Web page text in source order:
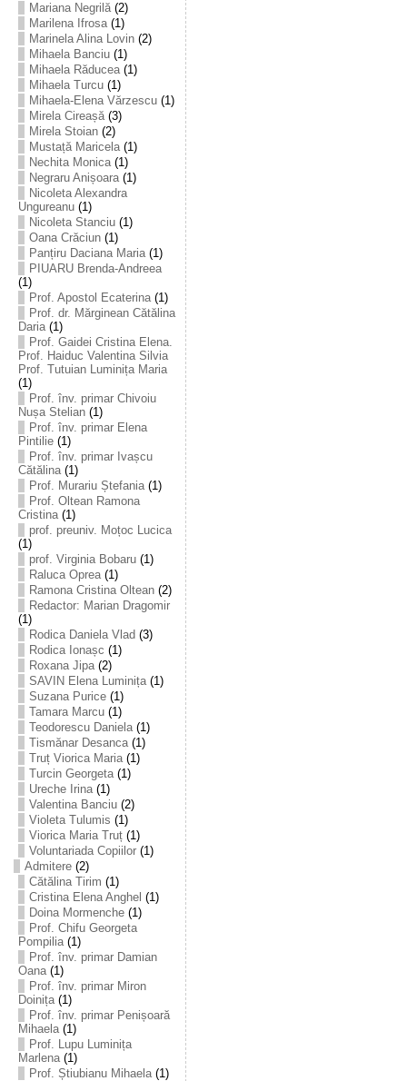
Mariana Negrilă(2)
Marilena Ifrosa(1)
Marinela Alina Lovin(2)
Mihaela Banciu(1)
Mihaela Răducea(1)
Mihaela Turcu(1)
Mihaela-Elena Vărzescu(1)
Mirela Cireașă(3)
Mirela Stoian(2)
Mustață Maricela(1)
Nechita Monica(1)
Negraru Anișoara(1)
Nicoleta Alexandra
Ungureanu(1)
Nicoleta Stanciu(1)
Oana Crăciun(1)
Panțiru Daciana Maria(1)
PIUARU Brenda-Andreea
(1)
Prof. Apostol Ecaterina(1)
Prof. dr. Mărginean Cătălina
Daria(1)
Prof. Gaidei Cristina Elena.
Prof. Haiduc Valentina Silvia
Prof. Tutuian Luminița Maria
(1)
Prof. înv. primar Chivoiu
Nușa Stelian(1)
Prof. înv. primar Elena
Pintilie(1)
Prof. înv. primar Ivașcu
Cătălina(1)
Prof. Murariu Ștefania(1)
Prof. Oltean Ramona
Cristina(1)
prof. preuniv. Moțoc Lucica
(1)
prof. Virginia Bobaru(1)
Raluca Oprea(1)
Ramona Cristina Oltean(2)
Redactor: Marian Dragomir
(1)
Rodica Daniela Vlad (3)
Rodica Ionașc (1)
Roxana Jipa(2)
SAVIN Elena Luminița(1)
Suzana Purice(1)
Tamara Marcu(1)
Teodorescu Daniela(1)
Tismănar Desanca(1)
Truț Viorica Maria(1)
Turcin Georgeta(1)
Ureche Irina(1)
Valentina Banciu(2)
Violeta Tulumis (1)
Viorica Maria Truț(1)
Voluntariada Copiilor(1)
Admitere(2)
Cătălina Tirim (1)
Cristina Elena Anghel (1)
Doina Mormenche(1)
Prof. Chifu Georgeta
Pompilia(1)
Prof. înv. primar Damian
Oana(1)
Prof. înv. primar Miron
Doinița(1)
Prof. înv. primar Penișoară
Mihaela(1)
Prof. Lupu Luminița
Marlena(1)
Prof. Știubianu Mihaela(1)